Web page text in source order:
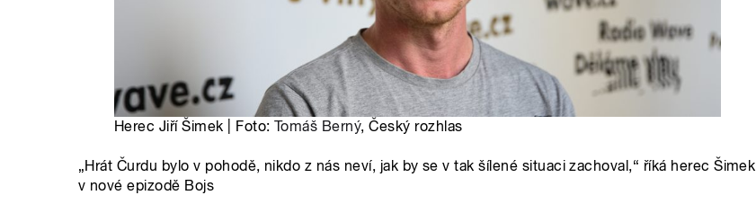
Herec Jiří Šimek | Foto: Tomáš Berný, Český rozhlas
„Hrát Čurdu bylo v pohodě, nikdo z nás neví, jak by se v tak šílené situaci zachoval,“ říká herec Šimek
v nové epizodě Bojs